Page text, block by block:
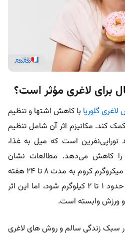
برای لاغری مؤثر است؟
گلوریا با کاهش اشتها و تنظیم
کند. مکانیزم اثر آن شامل تنظیم
نوراپی‌نفرین است که میل به غذا،
را کاهش می‌دهد. مطالعات نشان
داده‌اند که مصرف 200 تا 1000 میکروگرم کروم به مدت 8 تا 24 هفته
می‌تواند منجر به کاهش وزن حدود 1 تا 2 کیلوگرم شود، اما این اثر
و ورزش وابسته است.
سبک زندگی سالم وروش های لاغری